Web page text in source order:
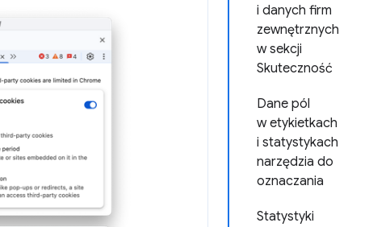
i danych firm
zewnętrznych
w sekcji
Skuteczność
Dane pól
w etykietkach
i statystykach
narzędzia do
oznaczania
Statystyki